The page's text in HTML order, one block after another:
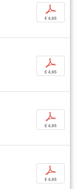
p
€ 4,95
p
€ 4,95
p
€ 4,95
p
€ 4,95